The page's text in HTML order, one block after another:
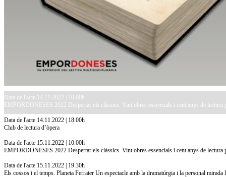
Data de l'acte 14.11.2022 | 10.00h
EMPORDONESES 2022 Despertar els clàssics. Vint obres essencials i cent anys de lectura
Data de l'acte 14.11.2022 | 18.00h
Club de lectura d’òpera
Data de l'acte 15.11.2022 | 10.00h
EMPORDONESES 2022 Despertar els clàssics. Vint obres essencials i cent anys de lectura
Data de l'acte 15.11.2022 | 19.30h
Els cossos i el temps. Planeta Ferrater Un espectacle amb la dramatúrgia i la personal